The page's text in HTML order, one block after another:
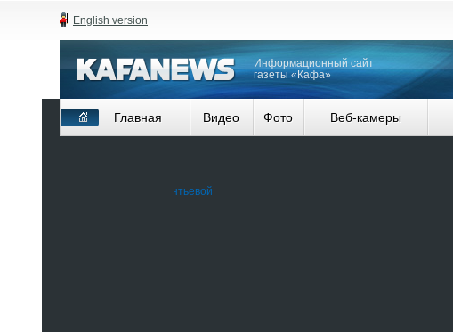
English version
Информационный сайт
газеты «Кафа»
Главная Видео Фото Веб-камеры